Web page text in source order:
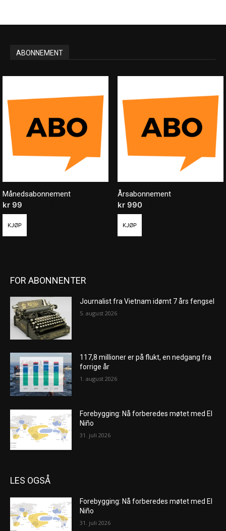
ABONNEMENT
Månedsabonnement
kr 99
KJØP
Årsabonnement
kr990
KJØP
FOR ABONNENTER
Journalist fra Vietnam idømt 7 års fengsel
5. august 2026
117,8 millioner er på flukt, en nedgang fra
forrige år
1. august 2026
Forebygging: Nå forberedes møtet med El
Niño
31. juli 2026
LES OGSÅ
Forebygging: Nå forberedes møtet med El
Niño
31. juli 2026